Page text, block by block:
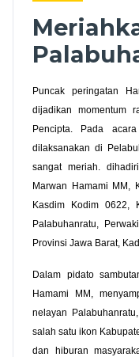
Puncak peringatan
dijadikan momentum
Pencipta. Pada
dilaksanakan di
sangat meriah.
Marwan Hamami MM,
Kasdim Kodim 0622,
Palabuhanratu,
Provinsi Jawa Barat,
Dalam pidato
Hamami MM,
nelayan
salah satu ikon
dan hiburan